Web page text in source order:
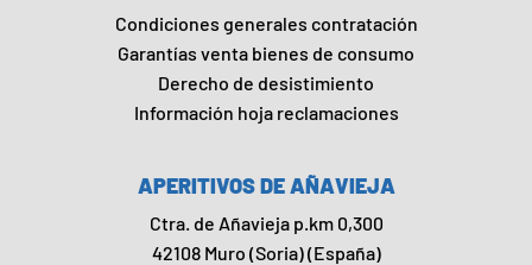
Condiciones generales contratación
Garantías venta bienes de consumo
Derecho de desistimiento
Información hoja reclamaciones
APERITIVOS DE AÑAVIEJA
Ctra. de Añavieja p.km 0,300
42108 Muro (Soria) (España)